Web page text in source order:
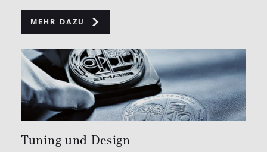
Mehr dazu
Tuning und Design